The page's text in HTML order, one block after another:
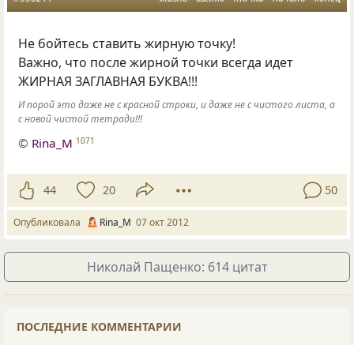
Не бойтесь ставить жирную точку!
Важно, что после жирной точки всегда идет
ЖИРНАЯ ЗАГЛАВНАЯ БУКВА!!!
И порой это даже не с красной строки, и даже не с чистого листа, а
с новой чистой тетради!!!
© Rina_M 1071
44 20 50
Опубликовала Rina_M 07 окт 2012
Николай Пащенко: 614 цитат
ПОСЛЕДНИЕ КОММЕНТАРИИ